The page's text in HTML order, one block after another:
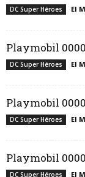
DC Super Héroes El
Playmobil
DC Super Héroes El
Playmobil
DC Super Héroes El
Playmobil
DC Super Héroes El